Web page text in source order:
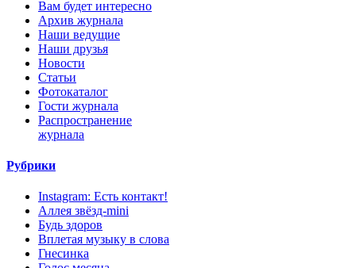
Вам будет интересно
Архив журнала
Наши ведущие
Наши друзья
Новости
Статьи
Фотокаталог
Гости журнала
Распространение
журнала
Рубрики
Instagram: Есть контакт!
Аллея звёзд-mini
Будь здоров
Вплетая музыку в слова
Гнесинка